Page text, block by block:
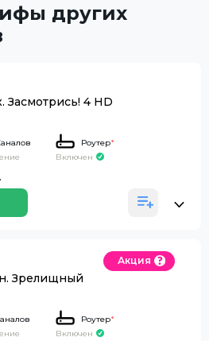
других
Засмотрись! 4 HD
Роутер*
Включен
Зрелищный
Акция
Роутер*
Включен